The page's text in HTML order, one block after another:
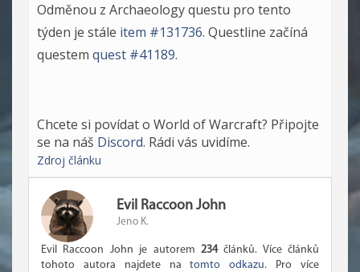
Odměnou z Archaeology questu pro tento
týden je stále item #131736. Questline začíná
questem quest #41189.
Chcete si povídat o World of Warcraft? Připojte
se na náš Discord. Rádi vás uvidíme.
Zdroj článku
Evil Raccoon John
Jeno K.
Evil Raccoon John je autorem 234článků. Více článků
tohoto autora najdete natomto odkazu. Pro více